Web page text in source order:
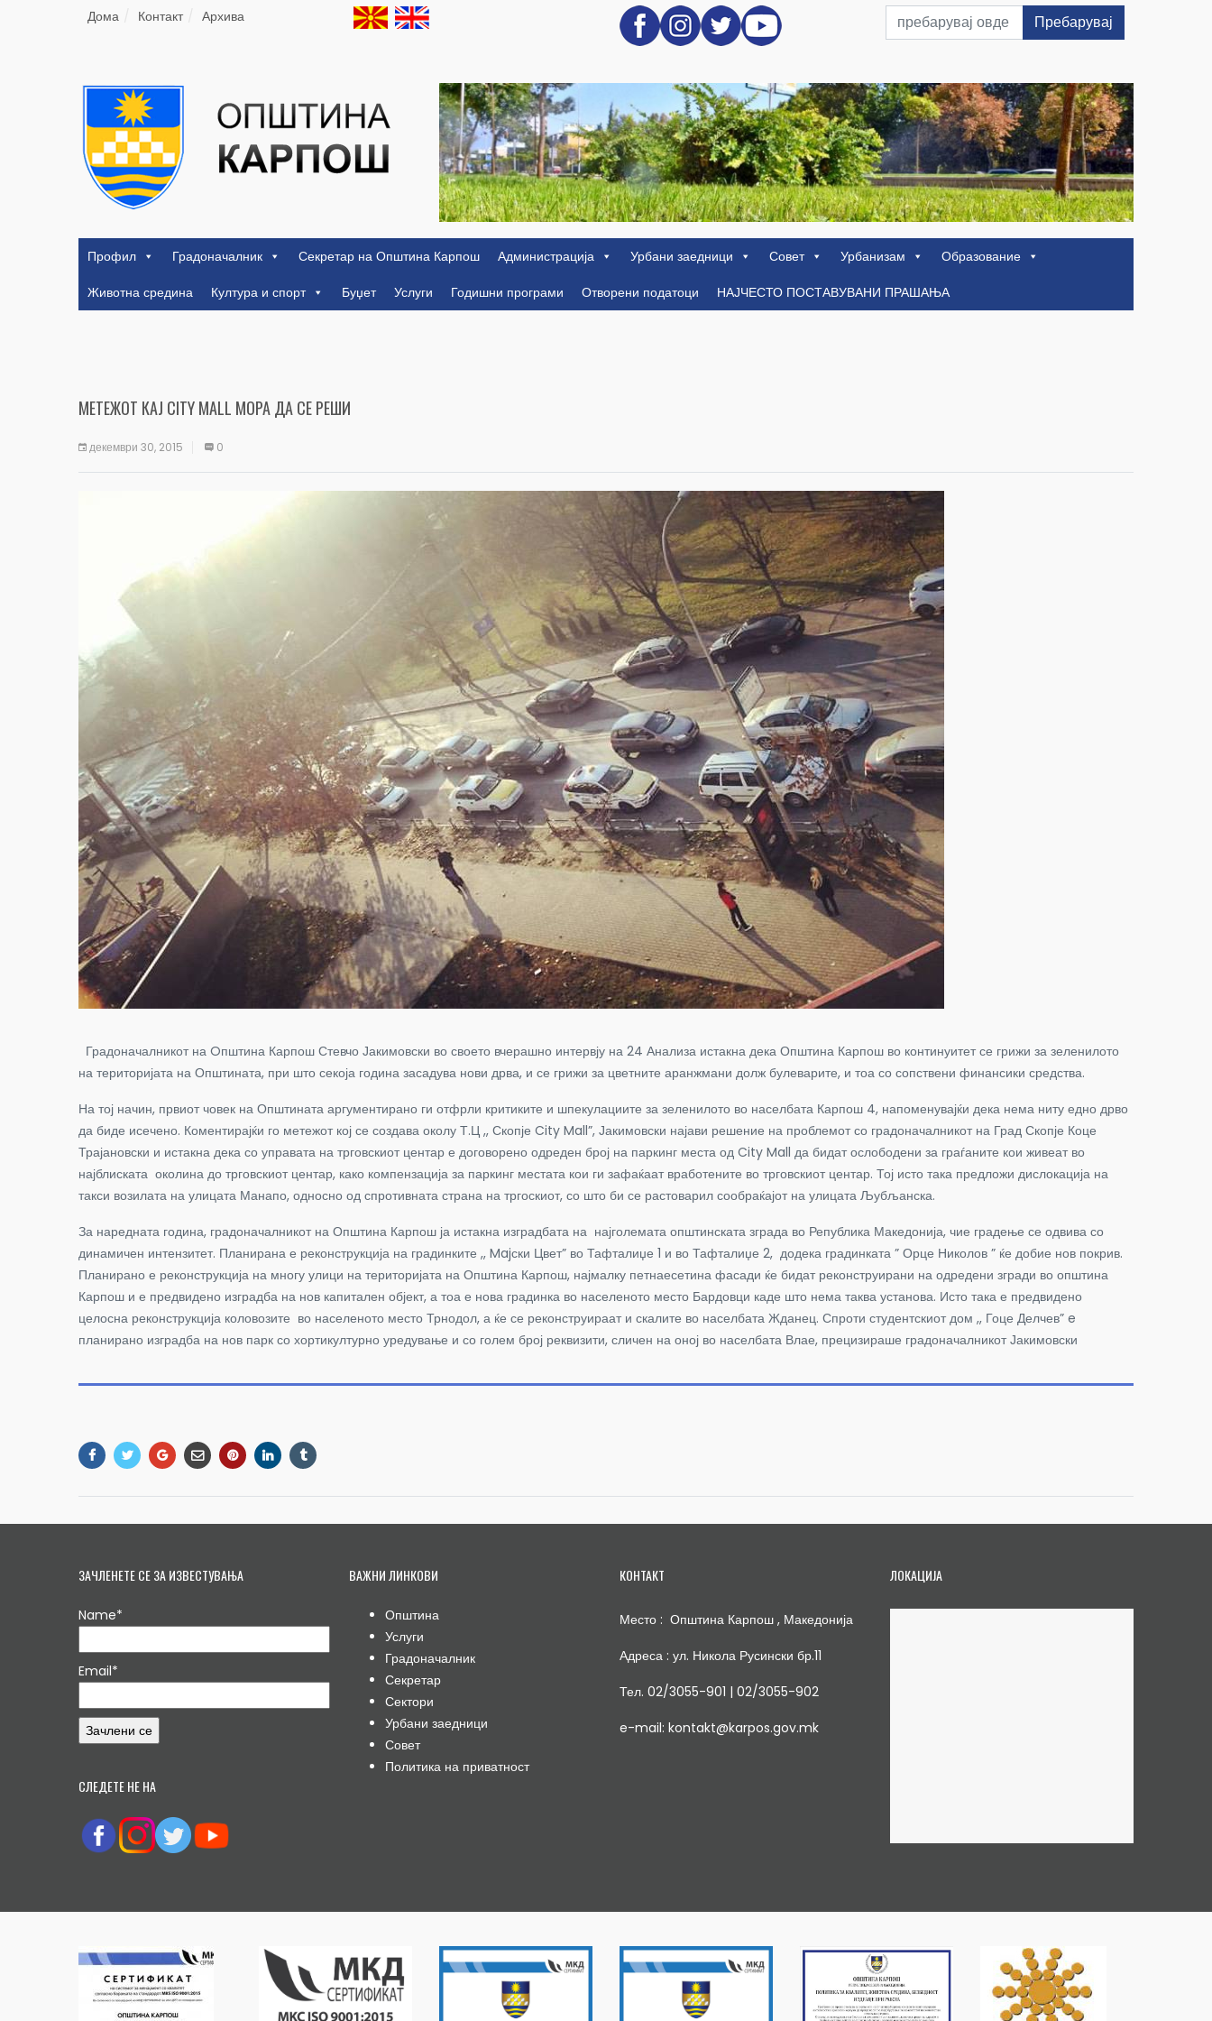
Дома Контакт Архива Пребарувај
Профил Градоначалник Секретар на Општина Карпош Администрација Урбани заедници Совет Урбанизам
Образование
Животна средина
Култура и спорт Буџет Услуги Годишни програми Отворени податоци НАЈЧЕСТО ПОСТАВУВАНИ ПРАШАЊА
МЕТЕЖОТ КАЈ CITY MALL МОРА ДА СЕ РЕШИ
декември 30, 2015 0
Градоначалникот на Oпштина Карпош Стевчо Јакимовски во своето вчерашно интервју на 24 Анализа истакна дека Општина Карпош во континуитет се грижи за зеленилото
на територијата на Општината, при што секоја година засадува нови дрва, и се грижи за цветните аранжмани долж булеварите, и тоа со сопствени финансики средства.
На тој начин, првиот човек на Општината аргументирано ги отфрли критиките и шпекулациите за зеленилото во населбата Карпош 4, напоменувајќи дека нема ниту едно дрво
да биде исечено. Коментирајќи го метежот кој се создава околу Т.Ц ,, Скопје City Mall”, Јакимовски најави решение на проблемот со градоначалникот на Град Скопје Коце
Трајановски и истакна дека со управата на трговскиот центар е договорено одреден број на паркинг места од City Mall да бидат ослободени за граѓаните кои живеат во
најблиската околина до трговскиот центар, како компензација за паркинг местата кои ги зафаќаат вработените во трговскиот центар. Тој исто така предложи дислокација на
такси возилата на улицата Манапо, односно од спротивната страна на тргоскиот, со што би се растоварил сообраќајот на улицата Љубљанска.
За наредната година, градоначалникот на Општина Карпош ја истакна изградбата на најголемата општинската зграда во Република Македонија, чие градење се одвива со
динамичен интензитет. Планирана е реконструкција на градинките ,, Majски Цвет” во Тафталиџе 1 и во Тафталиџе 2, додека градинката ” Орце Николов ” ќе добие нов покрив.
Планирано е реконструкција на многу улици на територијата на Општина Карпош, најмалку петнаесетина фасади ќе бидат реконструирани на одредени згради во општина
Карпош и е предвидено изградба на нов капитален објект, а тоа е нова градинка во населеното место Бардовци каде што нема таква установа. Исто така е предвидено
целосна реконструкција коловозите во населеното место Трнодол, а ќе се реконструираат и скалите во населбата Жданец. Спроти студентскиот дом ,, Гоце Делчев” e
планирано изградба на нов парк со хортикултурно уредување и со голем број реквизити, сличен на оној во населбата Влае, прецизираше градоначалникот Јакимовски
ЗАЧЛЕНЕТЕ СЕ ЗА ИЗВЕСТУВАЊА
Name*
Email*
СЛЕДЕТЕ НЕ НА
ВАЖНИ ЛИНКОВИ
Општина
Услуги
Градоначалник
Секретар
Сектори
Урбани заедници
Совет
Политика на приватност
КОНТАКТ
Место : Општина Карпош , Македонија
Адреса : ул. Никола Русински бр.11
Тел. 02/3055-901 | 02/3055-902
e-mail: kontakt@karpos.gov.mk
ЛОКАЦИЈА